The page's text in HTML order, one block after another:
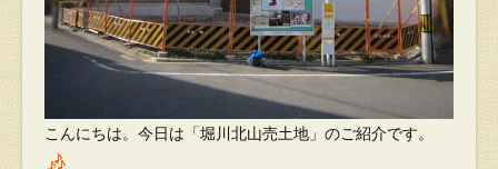
こんにちは。今日は「堀川北山売土地」のご紹介です。